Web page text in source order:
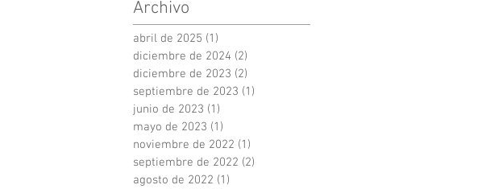
Archivo
abril de 2025 (1)
diciembre de 2024 (2)
diciembre de 2023 (2)
septiembre de 2023 (1)
junio de 2023 (1)
mayo de 2023 (1)
noviembre de 2022 (1)
septiembre de 2022 (2)
agosto de 2022 (1)